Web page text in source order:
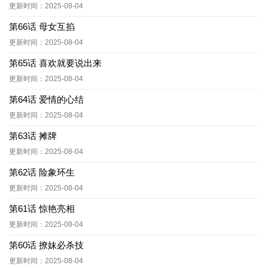
更新时间：2025-08-04
第66话 母女互掐
更新时间：2025-08-04
第65话 喜欢就要说出来
更新时间：2025-08-04
第64话 爱情的心结
更新时间：2025-08-04
第63话 摊牌
更新时间：2025-08-04
第62话 险象环生
更新时间：2025-08-04
第61话 惊艳亮相
更新时间：2025-08-04
第60话 撩妹必杀技
更新时间：2025-08-04